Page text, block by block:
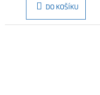
DO KOŠÍKU